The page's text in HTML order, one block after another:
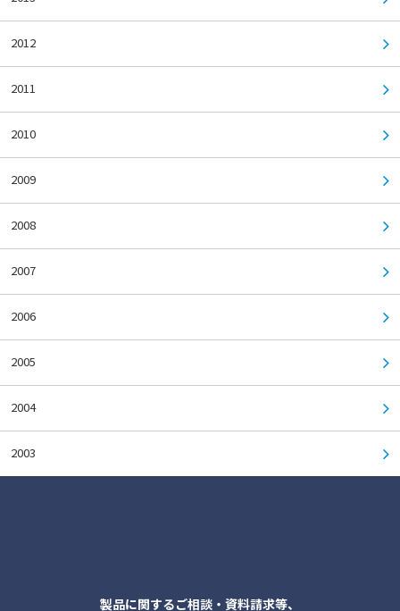
2012
2011
2010
2009
2008
2007
2006
2005
2004
2003
製品に関するご相談・資料請求等、